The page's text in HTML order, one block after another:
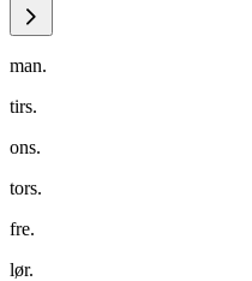
man.
tirs.
ons.
tors.
fre.
lør.